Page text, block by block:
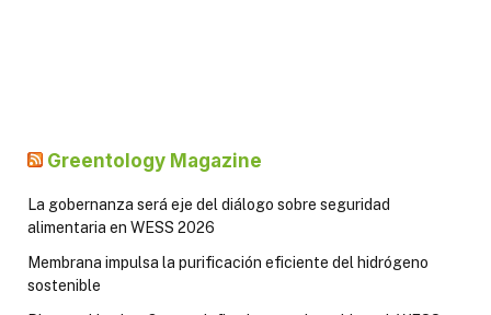
Greentology Magazine
La gobernanza será eje del diálogo sobre seguridad
alimentaria en WESS 2026
Membrana impulsa la purificación eficiente del hidrógeno
sostenible